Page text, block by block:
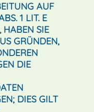
AUF
1 LIT. E
HABEN SIE
GRÜNDEN,
DIE
DIES GILT